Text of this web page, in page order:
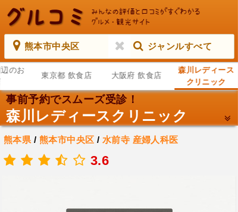
熊本市中央区 ジャンルすべて
のお
東京都 飲食店 大阪府 飲食店
森川レディース
クリニック
事前予約でスムーズ受診！
森川レディースクリニック
熊本県 / 熊本市中央区 / 水前寺 産婦人科医
3.6